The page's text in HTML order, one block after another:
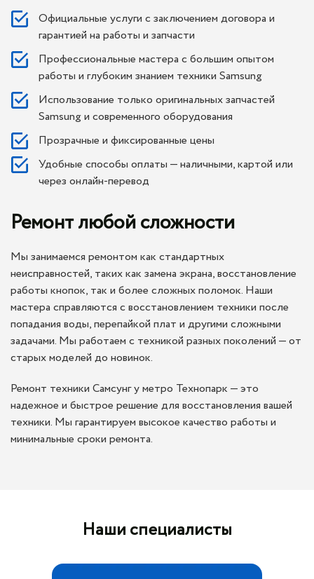
Официальные услуги с заключением договора и
гарантией на работы и запчасти
Профессиональные мастера с большим опытом
работы и глубоким знанием техники Samsung
Использование только оригинальных запчастей
Samsung и современного оборудования
Прозрачные и фиксированные цены
Удобные способы оплаты — наличными, картой или
через онлайн-перевод
Ремонт любой сложности
Мы занимаемся ремонтом как стандартных
неисправностей, таких как замена экрана, восстановление
работы кнопок, так и более сложных поломок. Наши
мастера справляются с восстановлением техники после
попадания воды, перепайкой плат и другими сложными
задачами. Мы работаем с техникой разных поколений — от
старых моделей до новинок.
Ремонт техники Самсунг у метро Технопарк — это
надежное и быстрое решение для восстановления вашей
техники. Мы гарантируем высокое качество работы и
минимальные сроки ремонта.
Наши специалисты